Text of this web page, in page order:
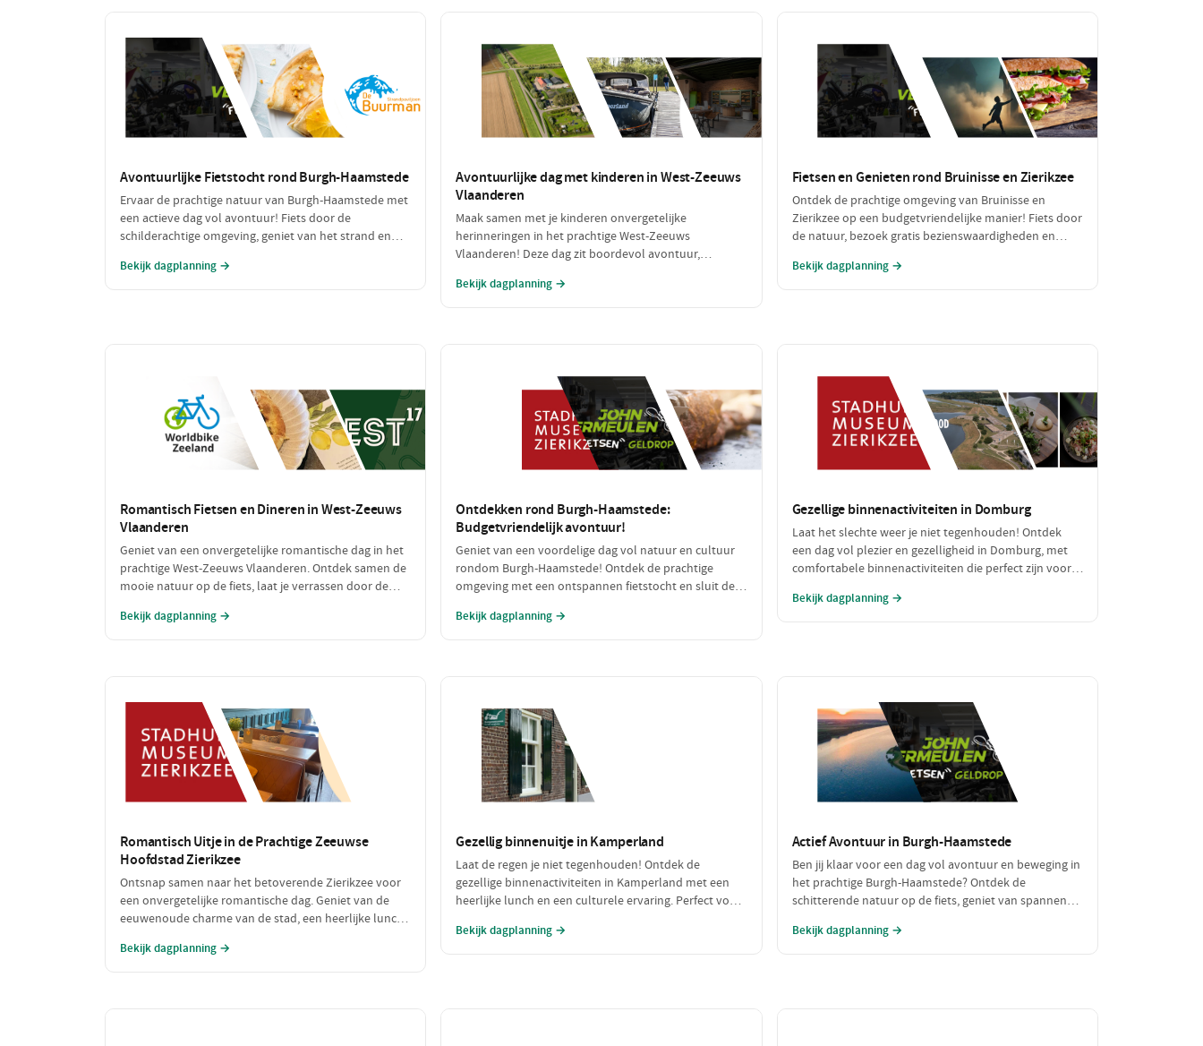
Avontuurlijke Fietstocht rond Burgh-Haamstede
Ervaar de prachtige natuur van Burgh-Haamstede met
een actieve dag vol avontuur! Fiets door de
schilderachtige omgeving, geniet van het strand en
vol bewegen. Deze dag is perfect voor iedereen die van
Bekijk dagplanning →
Avontuurlijke dag met kinderen in West-Zeeuws
Vlaanderen
Maak samen met je kinderen onvergetelijke
herinneringen in het prachtige West-Zeeuws
Vlaanderen! Deze dag zit boordevol avontuur,
samen wil genieten. Van een spannende speurtocht
Bekijk dagplanning →
Fietsen en Genieten rond Bruinisse en Zierikzee
Ontdek de prachtige omgeving van Bruinisse en
Zierikzee op een budgetvriendelijke manier! Fiets door
de natuur, bezoek gratis bezienswaardigheden en
avontuur zonder de portemonnee te zwaar te
Bekijk dagplanning →
Romantisch Fietsen en Dineren in West-Zeeuws
Vlaanderen
Geniet van een onvergetelijke romantische dag in het
prachtige West-Zeeuws Vlaanderen. Ontdek samen de
mooie natuur op de fiets, laat je verrassen door de
momenten aan zee. Dit is de perfecte combinatie van
Bekijk dagplanning →
Ontdekken rond Burgh-Haamstede:
Budgetvriendelijk avontuur!
Geniet van een voordelige dag vol natuur en cultuur
rondom Burgh-Haamstede! Ontdek de prachtige
omgeving met een ontspannen fietstocht en sluit de
stops zijn gratis of zeer betaalbaar, perfect voor een
Bekijk dagplanning →
Gezellige binnenactiviteiten in Domburg
Laat het slechte weer je niet tegenhouden! Ontdek
een dag vol plezier en gezelligheid in Domburg, met
comfortabele binnenactiviteiten die perfect zijn voor
lunch en verken fascinerende musea, allemaal binnen
Bekijk dagplanning →
Romantisch Uitje in de Prachtige Zeeuwse
Hoofdstad Zierikzee
Ontsnap samen naar het betoverende Zierikzee voor
een onvergetelijke romantische dag. Geniet van de
eeuwenoude charme van de stad, een heerlijke lunch
sfeervol diner. Laat de liefde bloeien te midden van
Bekijk dagplanning →
Gezellig binnenuitje in Kamperland
Laat de regen je niet tegenhouden! Ontdek de
gezellige binnenactiviteiten in Kamperland met een
heerlijke lunch en een culturele ervaring. Perfect voor
comfortabel kunt genieten!
Bekijk dagplanning →
Actief Avontuur in Burgh-Haamstede
Ben jij klaar voor een dag vol avontuur en beweging in
het prachtige Burgh-Haamstede? Ontdek de
schitterende natuur op de fiets, geniet van spannende
smakelijke maaltijd. Dit is dé dag voor de echte
Bekijk dagplanning →